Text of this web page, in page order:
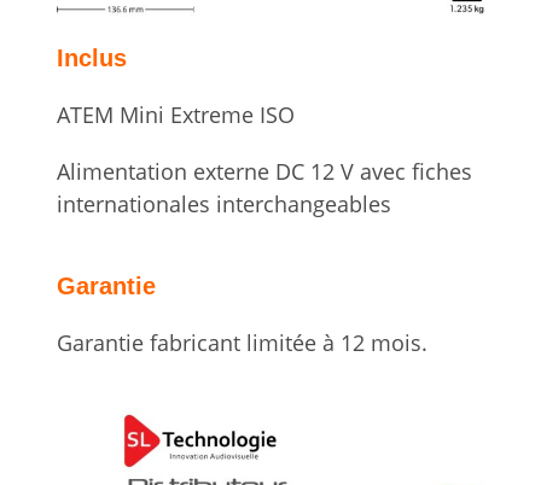
Inclus
ATEM Mini Extreme ISO
Alimentation externe DC 12 V avec fiches
internationales interchangeables
Garantie
Garantie fabricant limitée à 12 mois.